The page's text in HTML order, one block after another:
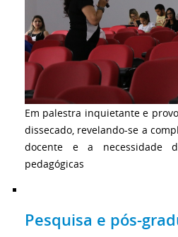
Em palestra inquietante e
dissecado, revelando-se a
docente e a necessidade
pedagógicas
Pesquisa e pós-